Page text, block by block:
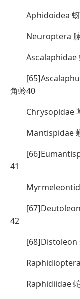
Aphidoidea
Neuroptera
Ascalaphidae
角蛉40
Chrysopidae
Mantispidae
41
42
[68]Distoleon
Raphidiidae